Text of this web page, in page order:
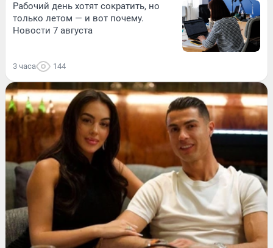
Рабочий день хотят сократить, но
только летом — и вот почему.
Новости 7 августа
3 часа 144